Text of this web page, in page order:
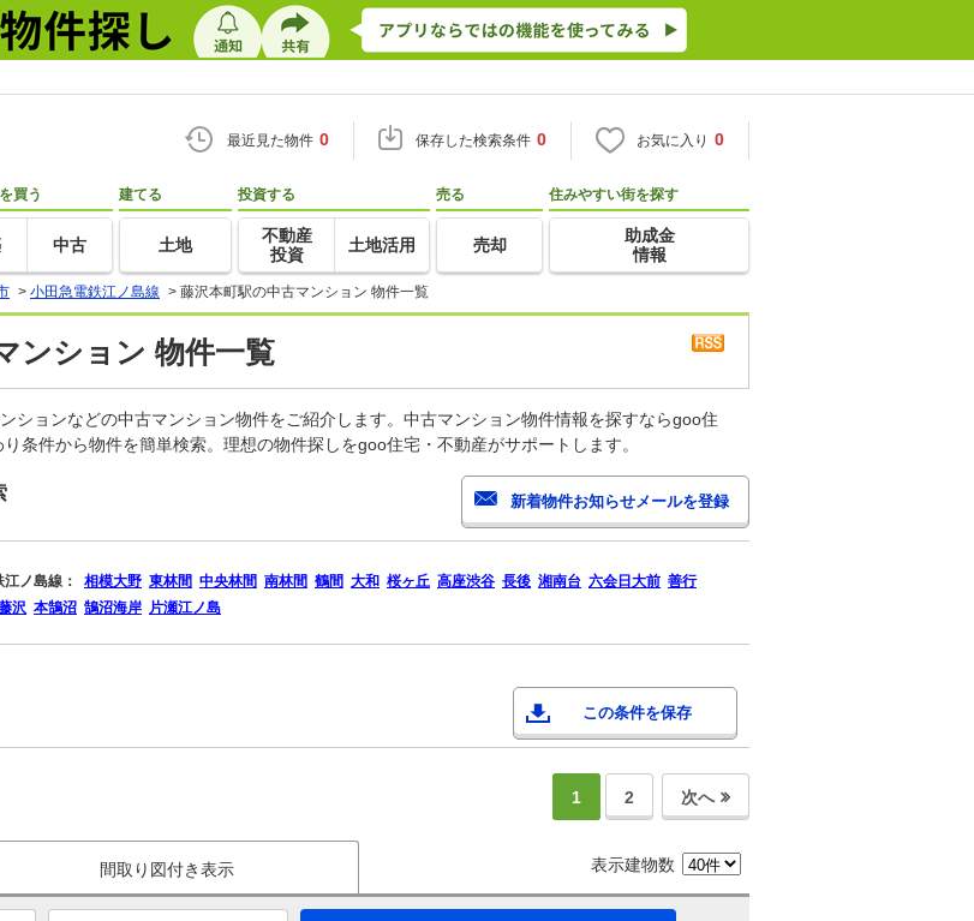
最近見た物件 0 保存した検索条件 0 お気に入り 0
買う
中古
建てる
土地
投資する
不動産
投資
土地活用
売る
売却
住みやすい街を探す
助成金
情報
> 小田急電鉄江ノ島線 > 藤沢本町駅の中古マンション 物件一覧
ンション 物件一覧
ションなどの中古マンション物件をご紹介します。中古マンション物件情報を探すならgoo住
条件から物件を簡単検索。理想の物件探しをgoo住宅・不動産がサポートします。
ノ島線： 相模大野 東林間 中央林間 南林間 鶴間 大和 桜ヶ丘 高座渋谷 長後 湘南台 六会日大前 善行
沢 本鵠沼 鵠沼海岸 片瀬江ノ島
この条件を保存
1 2 次へ
間取り図付き表示 表示建物数